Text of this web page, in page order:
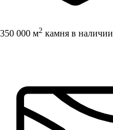
350 000 м2 камня в наличии